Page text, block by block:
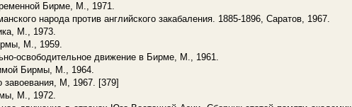
Бирме, М., 1971.
народа против английского закабаления. 1885-1896, Саратов, 1967.
М., 1973.
М., 1959.
освободительное движение в Бирме, М., 1961.
Бирмы, М., 1964.
завоевания, М, 1967. [379]
М., 1972.